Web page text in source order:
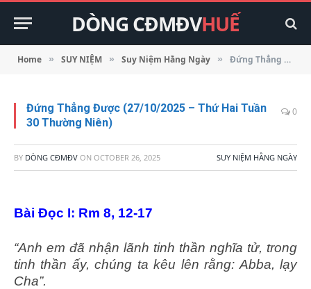
DÒNG CĐMĐVHUẾ
Home » SUY NIỆM » Suy Niệm Hằng Ngày » Đứng Thẳng Được (27/10/2025 – Thứ Hai Tuần 30 Thường Niên)
Đứng Thẳng Được (27/10/2025 – Thứ Hai Tuần
30 Thường Niên)
0
BY DÒNG CĐMĐV ON OCTOBER 26, 2025 SUY NIỆM HẰNG NGÀY
Bài Ðọc I: Rm 8, 12-17
“Anh em đã nhận lãnh tinh thần nghĩa tử, trong
tinh thần ấy, chúng ta kêu lên rằng: Abba, lạy
Cha”.